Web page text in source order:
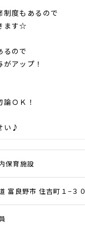
制度もあるので
ます☆
るので
アップ！
ＯＫ！
い♪
保育施設
富良野市 住吉町１−３０